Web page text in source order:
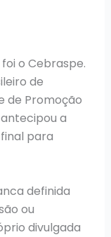
o Cebraspe.
de
de Promoção
antecipou a
para
definida
ou
divulgada